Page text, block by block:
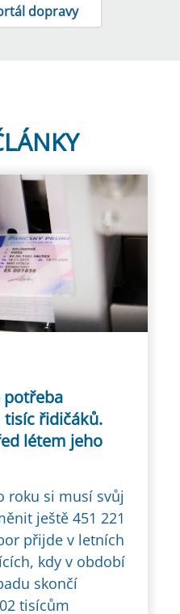
dopravy
potřeba
tisíc řidičáků.
létem jeho
roku si musí svůj
ještě 451 221
přijde v letních
kdy v období
skončí
tisícům